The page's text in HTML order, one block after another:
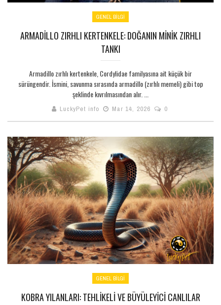
GENEL BILGI
ARMADILLO ZIRHLI KERTENKELE: DOĞANIN MINIK ZIRHLI
TANKI
Armadillo zırhlı kertenkele, Cordylidae familyasına ait küçük bir
sürüngendir. İsmini, savunma sırasında armadillo (zırhlı memeli) gibi top
şeklinde kıvrılmasından alır. ...
LuckyPet info Mar 14, 2026 0
GENEL BILGI
KOBRA YILANLARI: TEHLIKELI VE BÜYÜLEYICI CANLILAR